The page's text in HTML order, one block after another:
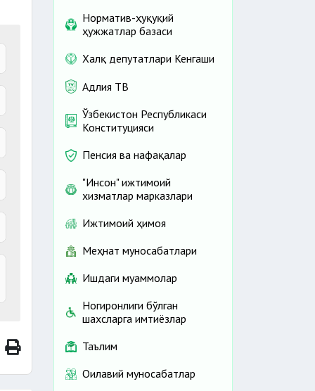
Норматив-ҳуқуқий
ҳужжатлар базаси
Халқ депутатлари Кенгаши
Адлия ТВ
Ўзбекистон Республикаси
Конституцияси
Пенсия ва нафақалар
"Инсон" ижтимоий
хизматлар марказлари
Ижтимоий ҳимоя
Меҳнат муносабатлари
Ишдаги муаммолар
Ногиронлиги бўлган
шахсларга имтиёзлар
Таълим
Оилавий муносабатлар